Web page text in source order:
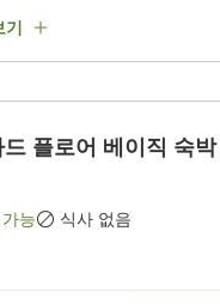
기
플로어 베이직 숙박
능 식사 없음